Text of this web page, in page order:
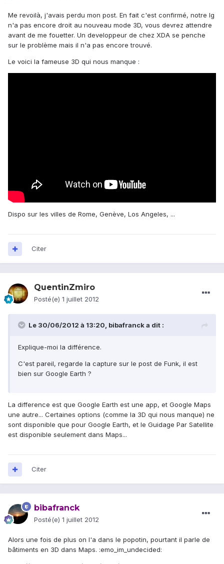
Me revoilà, j'avais perdu mon post. En fait c'est confirmé, notre lg
n'a pas encore droit au nouveau mode 3D, vous devrez attendre
avant de me fouetter. Un developpeur de chez XDA se penche
sur le problème mais il n'a pas encore trouvé.
Le voici la fameuse 3D qui nous manque :
Dispo sur les villes de Rome, Genève, Los Angeles, ...
Citer
QuentinZmiro
Posté(e) 1 juillet 2012
Le 30/06/2012 à 13:20, bibafranck a dit :
Explique-moi la différence.
C'est pareil, regarde la capture sur le post de Funk, il est
bien sur Google Earth ?
La difference est que Google Earth est une app, et Google Maps
une autre... Certaines options (comme la 3D qui nous manque) ne
sont disponible que pour Google Earth, et le Guidage Par Satellite
est disponible seulement dans Maps...
Citer
bibafranck
Posté(e) 1 juillet 2012
Alors une fois de plus on l'a dans le popotin, pourtant il parle de
bâtiments en 3D dans Maps. :emo_im_undecided: